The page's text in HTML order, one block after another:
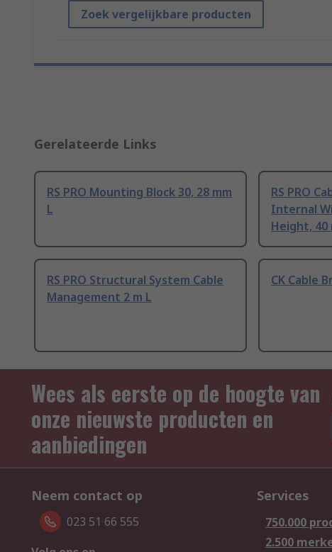
Zoek vergelijkbare producten
Gerelateerde Links
RS PRO Mounting Block 30, 28 mm
L
RS PRO
Internal
Height, 40
RS PRO Structural System Cable
Management 2 m L
CK Cable
Wees als eerste op de hoogte van
onze nieuwste producten en
aanbiedingen
Neem contact op
023 51 66 555
Services
750.000
2.500